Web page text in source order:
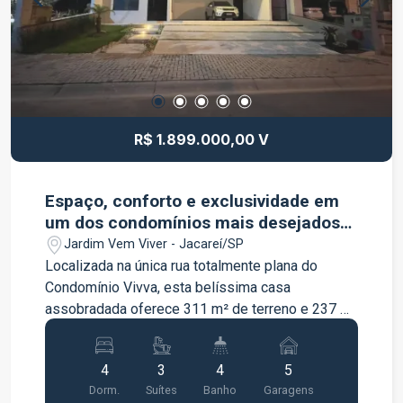
R$ 1.899.000,00 V
Espaço, conforto e exclusividade em
um dos condomínios mais desejados
de Jacareí.
Jardim Vem Viver - Jacareí/SP
Localizada na única rua totalmente plana do
Condomínio Vivva, esta belíssima casa
assobradada oferece 311 m² de terreno e 237 m²
de área construída, com ambientes amplos e
muito bem distribuídos para proporcionar
conforto em todos os momentos. O imóvel conta
com quatro dormitórios, sendo um escritório, uma
4
Dorm.
3
Suítes
4
Banho
5
Garagens